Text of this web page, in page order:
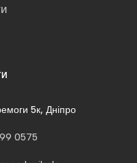
5к, Дніпро
0575